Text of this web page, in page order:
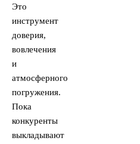
Это
инструмент
доверия,
вовлечения
и
атмосферного
погружения.
Пока
конкуренты
выкладывают